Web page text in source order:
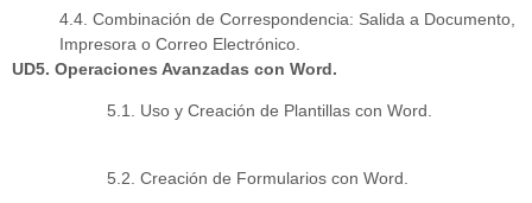
4.4. Combinación de Correspondencia: Salida a Documento,
Impresora o Correo Electrónico.
UD5. Operaciones Avanzadas con Word.
5.1. Uso y Creación de Plantillas con Word.
5.2. Creación de Formularios con Word.